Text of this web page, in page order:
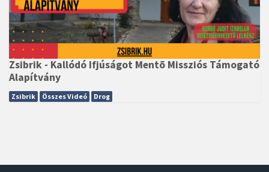
Zsibrik - Kallódó Ifjúságot Mentõ Missziós Támogató
Alapítvány
Zsibrik Összes Videó Drog